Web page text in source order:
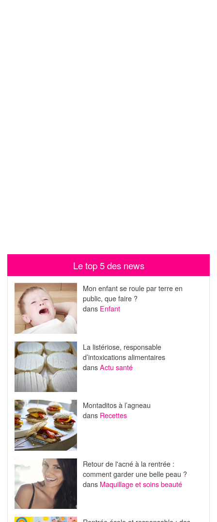
Le top 5 des news
Mon enfant se roule par terre en
public, que faire ?
dans Enfant
La listériose, responsable
d’intoxications alimentaires
dansActu santé
Montaditos à l’agneau
dans Recettes
Retour de l'acné à la rentrée :
comment garder une belle peau ?
dans Maquillage et soins beauté